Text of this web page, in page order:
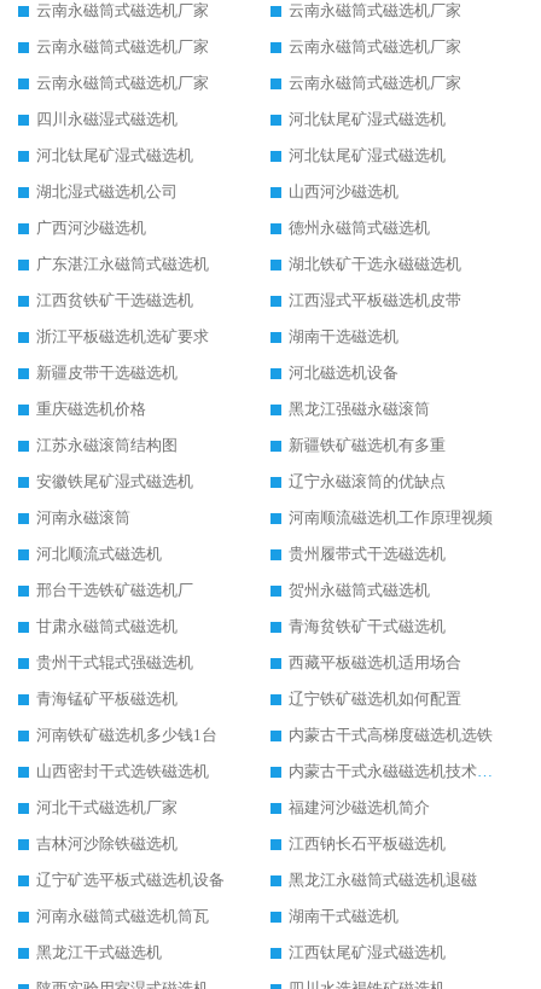
云南永磁筒式磁选机厂家
云南永磁筒式磁选机厂家
云南永磁筒式磁选机厂家
云南永磁筒式磁选机厂家
云南永磁筒式磁选机厂家
云南永磁筒式磁选机厂家
四川永磁湿式磁选机
河北钛尾矿湿式磁选机
河北钛尾矿湿式磁选机
河北钛尾矿湿式磁选机
湖北湿式磁选机公司
山西河沙磁选机
广西河沙磁选机
德州永磁筒式磁选机
广东湛江永磁筒式磁选机
湖北铁矿干选永磁磁选机
江西贫铁矿干选磁选机
江西湿式平板磁选机皮带
浙江平板磁选机选矿要求
湖南干选磁选机
新疆皮带干选磁选机
河北磁选机设备
重庆磁选机价格
黑龙江强磁永磁滚筒
江苏永磁滚筒结构图
新疆铁矿磁选机有多重
安徽铁尾矿湿式磁选机
辽宁永磁滚筒的优缺点
河南永磁滚筒
河南顺流磁选机工作原理视频
河北顺流式磁选机
贵州履带式干选磁选机
邢台干选铁矿磁选机厂
贺州永磁筒式磁选机
甘肃永磁筒式磁选机
青海贫铁矿干式磁选机
贵州干式辊式强磁选机
西藏平板磁选机适用场合
青海锰矿平板磁选机
辽宁铁矿磁选机如何配置
河南铁矿磁选机多少钱1台
内蒙古干式高梯度磁选机选铁
山西密封干式选铁磁选机
内蒙古干式永磁磁选机技术要求
河北干式磁选机厂家
福建河沙磁选机简介
吉林河沙除铁磁选机
江西钠长石平板磁选机
辽宁矿选平板式磁选机设备
黑龙江永磁筒式磁选机退磁
河南永磁筒式磁选机筒瓦
湖南干式磁选机
黑龙江干式磁选机
江西钛尾矿湿式磁选机